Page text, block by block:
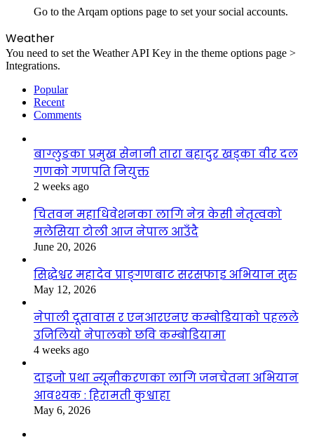
Go to the Arqam options page to set your social accounts.
Weather
You need to set the Weather API Key in the theme options page >
Integrations.
Popular
Recent
Comments
बाग्लुङका प्रमुख सेनानी तारा बहादुर खड्का वीर दल
गणको गणपति नियुक्त
2 weeks ago
चितवन महाधिवेशनका लागि नेत्र केसी नेतृत्वको
मलेसिया टोली आज नेपाल आउँदै
June 20, 2026
सिद्धेश्वर महादेव प्राङ्गणबाट सरसफाइ अभियान सुरु
May 12, 2026
नेपाली दूतावास र एनआरएनए कम्बोडियाको पहलले
उजिलियो नेपालको छवि कम्बोडियामा
4 weeks ago
दाइजो प्रथा न्यूनीकरणका लागि जनचेतना अभियान
आवश्यक : हिरामती कुश्वाहा
May 6, 2026